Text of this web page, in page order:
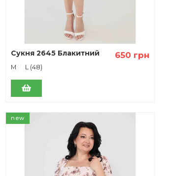
650 грн
Сукня 2645 Блакитний
М L (48)
new